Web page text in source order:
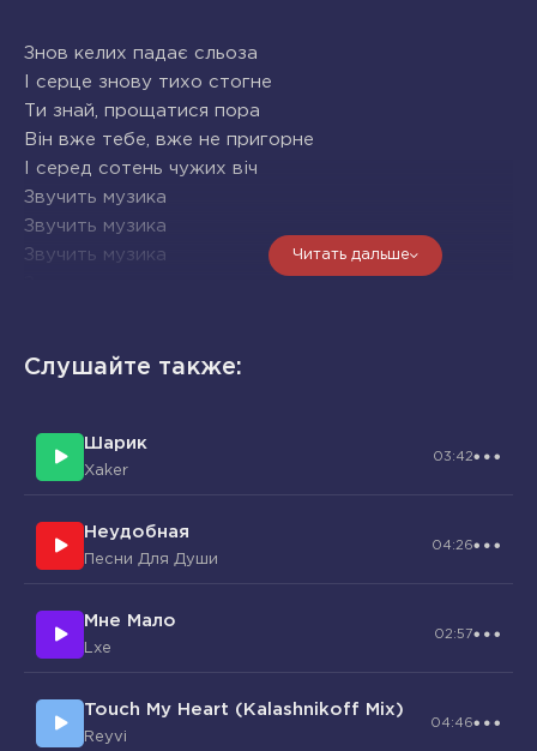
Знов келих падає сльоза
І серце знову тихо стогне
Ти знай, прощатися пора
Він вже тебе, вже не пригорне
І серед сотень чужих віч
Звучить музика
Звучить музика
Звучить музика
Знов в келих падає сльоза
Він вже тебе, вже не пригорне
Читать дальше
Слушайте также:
Шарик
Xaker
03:42
Неудобная
Песни Для Души
04:26
Мне Мало
Lxe
02:57
Touch My Heart (Kalashnikoff Mix)
Reyvi
04:46